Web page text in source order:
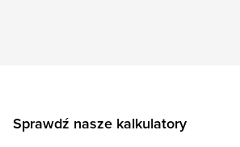
Sprawdź nasze kalkulatory